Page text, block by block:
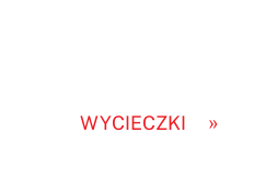
»
WYCIECZKI